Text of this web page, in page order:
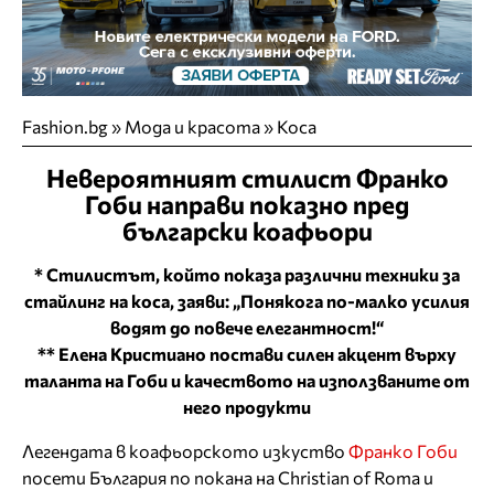
Fashion.bg» Мода и красота» Коса
Невероятният стилист Франко
Гоби направи показно пред
български коафьори
* Стилистът, който показа различни техники за
стайлинг на коса, заяви: „Понякога по-малко усилия
водят до повече елегантност!“
** Елена Кристиано постави силен акцент върху
таланта на Гоби и качеството на използваните от
него продукти
Легендата в коафьорското изкуство Франко Гоби
посети България по покана на Christian of Roma и